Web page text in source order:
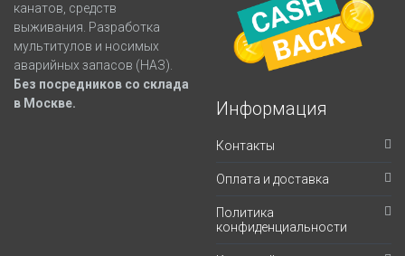
канатов, средств
выживания. Разработка
мультитулов и носимых
аварийных запасов (НАЗ).
Без посредников со склада
в Москве.
Информация
Контакты
Оплата и доставка
Политика
конфиденциальности